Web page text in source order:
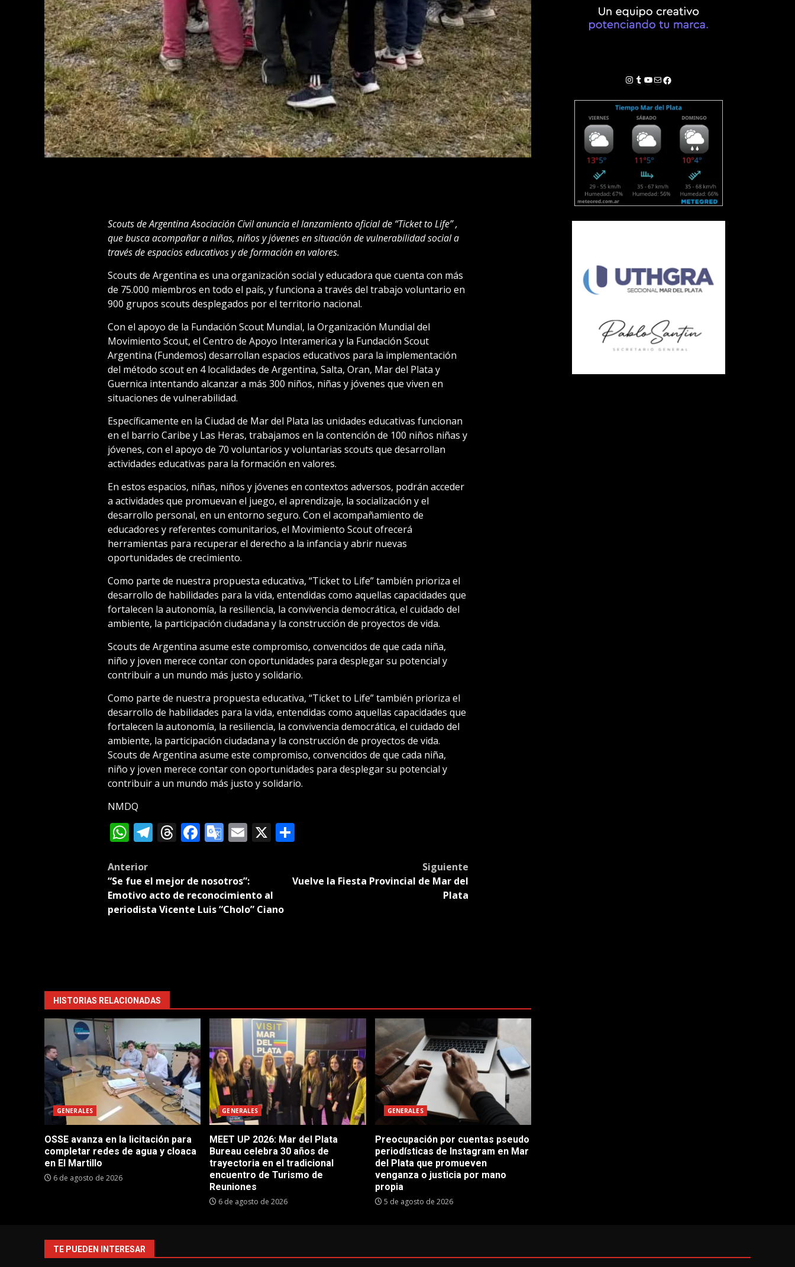
Scouts de Argentina Asociación Civil anuncia el lanzamiento oficial de “Ticket to Life” ,
que busca acompañar a niñas, niños y jóvenes en situación de vulnerabilidad social a
través de espacios educativos y de formación en valores.
Scouts de Argentina es una organización social y educadora que cuenta con más
de 75.000 miembros en todo el país, y funciona a través del trabajo voluntario en
900 grupos scouts desplegados por el territorio nacional.
Con el apoyo de la Fundación Scout Mundial, la Organización Mundial del
Movimiento Scout, el Centro de Apoyo Interamerica y la Fundación Scout
Argentina (Fundemos) desarrollan espacios educativos para la implementación
del método scout en 4 localidades de Argentina, Salta, Oran, Mar del Plata y
Guernica intentando alcanzar a más 300 niños, niñas y jóvenes que viven en
situaciones de vulnerabilidad.
Específicamente en la Ciudad de Mar del Plata las unidades educativas funcionan
en el barrio Caribe y Las Heras, trabajamos en la contención de 100 niños niñas y
jóvenes, con el apoyo de 70 voluntarios y voluntarias scouts que desarrollan
actividades educativas para la formación en valores.
En estos espacios, niñas, niños y jóvenes en contextos adversos, podrán acceder
a actividades que promuevan el juego, el aprendizaje, la socialización y el
desarrollo personal, en un entorno seguro. Con el acompañamiento de
educadores y referentes comunitarios, el Movimiento Scout ofrecerá
herramientas para recuperar el derecho a la infancia y abrir nuevas
oportunidades de crecimiento.
Como parte de nuestra propuesta educativa, “Ticket to Life” también prioriza el
desarrollo de habilidades para la vida, entendidas como aquellas capacidades que
fortalecen la autonomía, la resiliencia, la convivencia democrática, el cuidado del
ambiente, la participación ciudadana y la construcción de proyectos de vida.
Scouts de Argentina asume este compromiso, convencidos de que cada niña,
niño y joven merece contar con oportunidades para desplegar su potencial y
contribuir a un mundo más justo y solidario.
Como parte de nuestra propuesta educativa, “Ticket to Life” también prioriza el
desarrollo de habilidades para la vida, entendidas como aquellas capacidades que
fortalecen la autonomía, la resiliencia, la convivencia democrática, el cuidado del
ambiente, la participación ciudadana y la construcción de proyectos de vida.
Scouts de Argentina asume este compromiso, convencidos de que cada niña,
niño y joven merece contar con oportunidades para desplegar su potencial y
contribuir a un mundo más justo y solidario.
NMDQ
WhatsApp
Telegram
Threads
Facebook
Google
Email
X Compartir
Post
navigation
Anterior
“Se fue el mejor de nosotros”:
Emotivo acto de reconocimiento al
periodista Vicente Luis “Cholo” Ciano
Siguiente
Vuelve la Fiesta Provincial de Mar del
Plata
HISTORIAS RELACIONADAS
GENERALES
OSSE avanza en la licitación para
completar redes de agua y cloaca
en El Martillo
6 de agosto de 2026
GENERALES
MEET UP 2026: Mar del Plata
Bureau celebra 30 años de
trayectoria en el tradicional
encuentro de Turismo de
Reuniones
6 de agosto de 2026
GENERALES
Preocupación por cuentas pseudo
periodísticas de Instagram en Mar
del Plata que promueven
venganza o justicia por mano
propia
5 de agosto de 2026
Instagram
Tumblr
YouTube
Correo electrónico
Facebook
TE PUEDEN INTERESAR